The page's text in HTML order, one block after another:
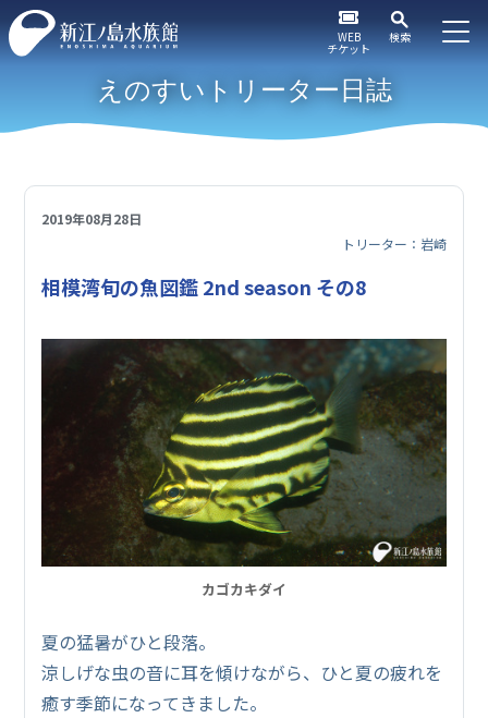
WEB
チケット
検索
えのすいトリーター日誌
2019年08月28日
トリーター：岩崎
相模湾旬の魚図鑑 2nd season その8
カゴカキダイ
夏の猛暑がひと段落。
涼しげな虫の音に耳を傾けながら、ひと夏の疲れを
癒す季節になってきました。